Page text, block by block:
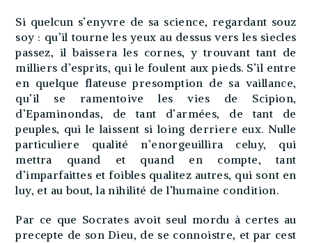
Si quelcun s’enyvre de sa science, regardant souz
soy : qu’il tourne les yeux au dessus vers les siecles
passez, il baissera les cornes, y trouvant tant de
milliers d’esprits, qui le foulent aux pieds. S’il entre
en quelque flateuse presomption de sa vaillance,
qu’il se ramentoive les vies de Scipion,
d’Epaminondas, de tant d’armées, de tant de
peuples, qui le laissent si loing derriere eux. Nulle
particuliere qualité n’enorgeuillira celuy, qui
mettra quand et quand en compte, tant
d’imparfaittes et foibles qualitez autres, qui sont en
luy, et au bout, la nihilité de l’humaine condition.
Par ce que Socrates avoit seul mordu à certes au
precepte de son Dieu, de se connoistre, et par cest